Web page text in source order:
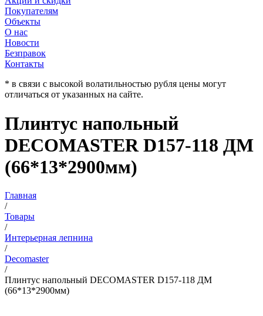
Покупателям
Объекты
О нас
Новости
Безправок
Контакты
* в связи с высокой волатильностью рубля цены могут
отличаться от указанных на сайте.
Плинтус напольный
DECOMASTER D157-118 ДМ
(66*13*2900мм)
Главная
/
Товары
/
Интерьерная лепнина
/
Decomaster
/
Плинтус напольный DECOMASTER D157-118 ДМ
(66*13*2900мм)